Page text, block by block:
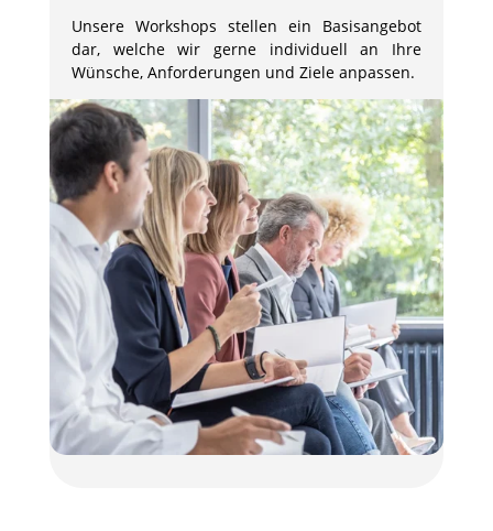
Unsere Workshops stellen ein Basisangebot
dar, welche wir gerne individuell an Ihre
Wünsche, Anforderungen und Ziele anpassen.